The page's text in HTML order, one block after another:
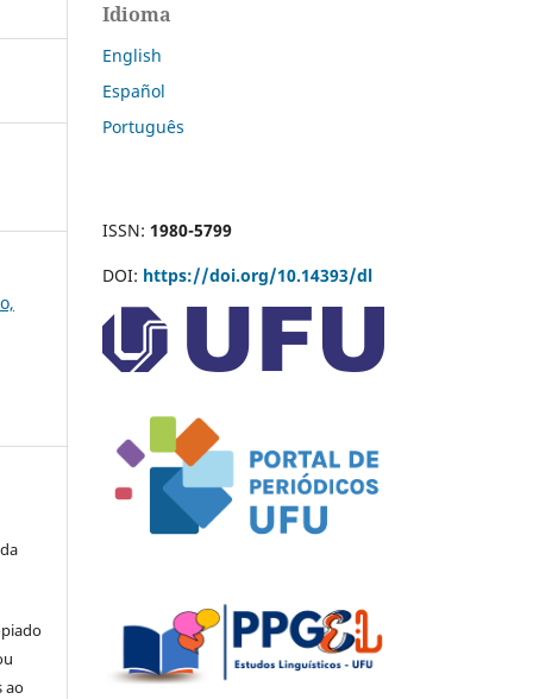
ao
Idioma
English
Español
Português
ISSN: 1980-5799
DOI: https://doi.org/10.14393/dl